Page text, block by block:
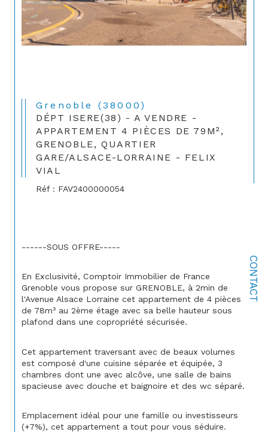
CONTACT
Grenoble (38000)
DÉPT ISERE(38) - A VENDRE -
APPARTEMENT 4 PIÈCES DE 79M²,
GRENOBLE, QUARTIER
GARE/ALSACE-LORRAINE - FELIX
VIAL
Réf : FAV2400000054
------SOUS OFFRE-----
En Exclusivité, Comptoir Immobilier de France
Grenoble vous propose sur GRENOBLE, à 2min de
l'Avenue Alsace Lorraine cet appartement de 4 pièces
de 78m² au 2ème étage avec sa belle hauteur sous
plafond dans une copropriété sécurisée.
Cet appartement traversant avec de beaux volumes
est composé d'une cuisine séparée et équipée, 3
chambres dont une avec alcôve, une salle de bains
spacieuse avec douche et baignoire et des wc séparé.
Emplacement idéal pour une famille ou investisseurs
(+7%), cet appartement a tout pour vous séduire.